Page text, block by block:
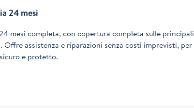
24 mesi
mesi completa, con copertura completa sulle principali
assistenza e riparazioni senza costi imprevisti, per
e protetto.